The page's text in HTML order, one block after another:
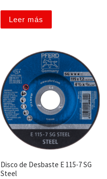
Leer más
Disco de Desbaste E 115-7 SG
Steel